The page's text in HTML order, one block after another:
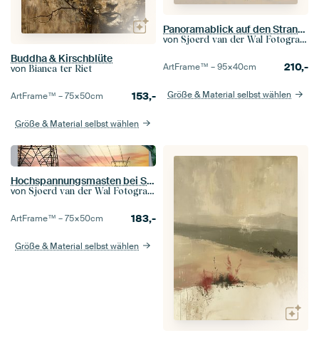
Buddha & Kirschblüte
von Bianca ter Riet
ArtFrame™ –75×50cm 153,-
Größe & Material selbst wählen
Panoramablick auf den Strand im Sommer an der Nordsee
von Sjoerd van der Wal Fotografie
ArtFrame™ –95×40cm 210,-
Größe & Material selbst wählen
Hochspannungsmasten bei Sonnenuntergang
von Sjoerd van der Wal Fotografie
ArtFrame™ –75×50cm 183,-
Größe & Material selbst wählen